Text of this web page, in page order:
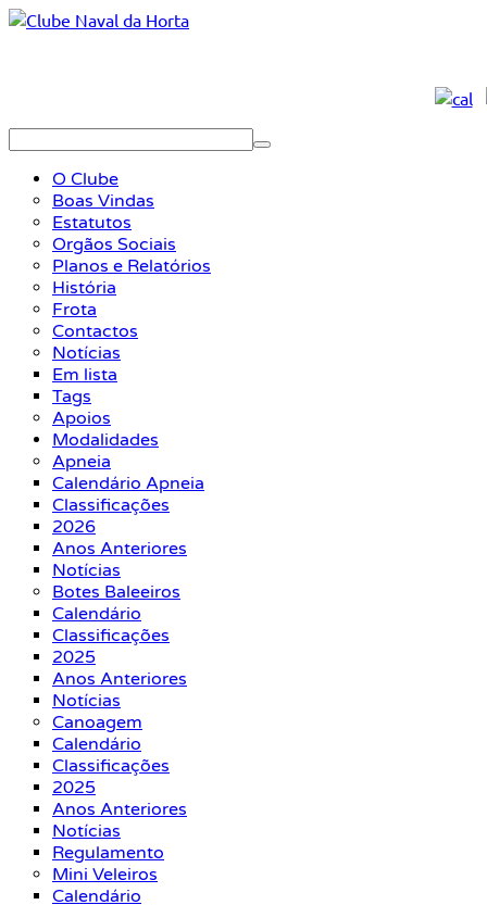
O Clube
Boas Vindas
Estatutos
Orgãos Sociais
Planos e Relatórios
História
Frota
Contactos
Notícias
Em lista
Tags
Apoios
Modalidades
Apneia
Calendário Apneia
Classificações
2026
Anos Anteriores
Notícias
Botes Baleeiros
Calendário
Classificações
2025
Anos Anteriores
Notícias
Canoagem
Calendário
Classificações
2025
Anos Anteriores
Notícias
Regulamento
Mini Veleiros
Calendário